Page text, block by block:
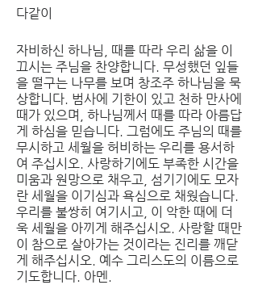
다같이
자비하신 하나님, 때를 따라 우리 삶을 이
끄시는 주님을 찬양합니다. 무성했던 잎들
을 떨구는 나무를 보며 창조주 하나님을 묵
상합니다. 범사에 기한이 있고 천하 만사에
때가 있으며, 하나님께서 때를 따라 아름답
게 하심을 믿습니다. 그럼에도 주님의 때를
무시하고 세월을 허비하는 우리를 용서하
여 주십시오. 사랑하기에도 부족한 시간을
미움과 원망으로 채우고, 섬기기에도 모자
란 세월을 이기심과 욕심으로 채웠습니다.
우리를 불쌍히 여기시고, 이 악한 때에 더
욱 세월을 아끼게 해주십시오. 사랑할 때만
이 참으로 살아가는 것이라는 진리를 깨닫
게 해주십시오. 예수 그리스도의 이름으로
기도합니다. 아멘.